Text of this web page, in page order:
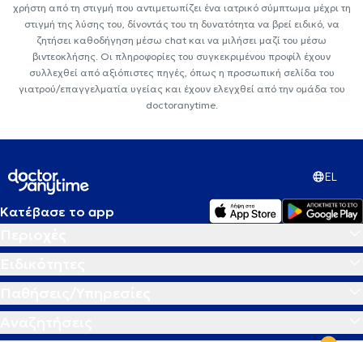
χρήστη από τη στιγμή που αντιμετωπίζει ένα ιατρικό σύμπτωμα μέχρι τη
στιγμή της λύσης του, δίνοντάς του τη δυνατότητα να βρεί ειδικό, να
ζητήσει καθοδήγηση μέσω chat και να μιλήσει μαζί του μέσω
βιντεοκλήσης. Οι πληροφορίες του συγκεκριμένου προφίλ έχουν
συλλεχθεί από αξιόπιστες πηγές, όπως η προσωπική σελίδα του
γιατρού/επαγγελματία υγείας και έχουν ελεγχθεί από την ομάδα του
doctoranytime.
EL
Κατέβασε το app